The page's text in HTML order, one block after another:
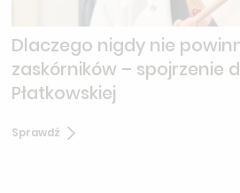
Dlaczego nigdy nie
zaskórników – spojrzenie
Płatkowskiej
Sprawdź